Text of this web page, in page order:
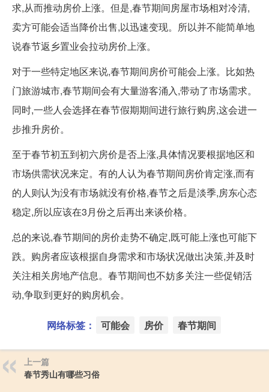
求,从而推动房价上涨。但是,春节期间房屋市场相对冷清,
卖方可能会适当降价出售,以迅速变现。所以并不能简单地
说春节返乡置业会拉动房价上涨。
对于一些特定地区来说,春节期间房价可能会上涨。比如热
门旅游城市,春节期间会有大量游客涌入,带动了市场需求。
同时,一些人会选择在春节假期期间进行旅行购房,这会进一
步推升房价。
至于春节初五到初六房价是否上涨,具体情况要根据地区和
市场供需状况来定。有的人认为春节期间房价肯定涨,而有
的人则认为没有市场就没有价格,春节之后是淡季,房东心态
稳定,所以应该在3月份之后再出来谈价格。
总的来说,春节期间的房价走势不确定,既可能上涨也可能下
跌。购房者应该根据自身需求和市场状况做出决策,并及时
关注相关房地产信息。春节期间也不妨多关注一些促销活
动,争取到更好的购房机会。
网络标签： 可能会 房价 春节期间
上一篇
春节秀山有哪些习俗